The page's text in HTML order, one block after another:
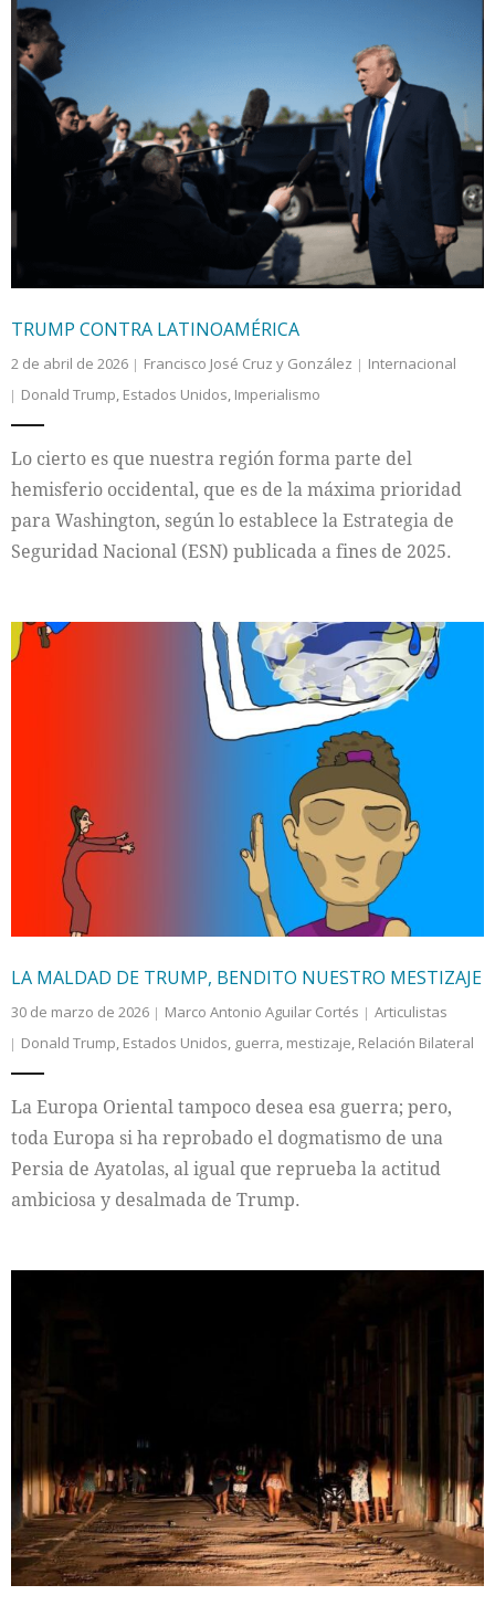
TRUMP CONTRA LATINOAMÉRICA
2 de abril de 2026 Francisco José Cruz y González
Internacional
Donald Trump, Estados Unidos, Imperialismo
Lo cierto es que nuestra región forma parte del
hemisferio occidental, que es de la máxima prioridad
para Washington, según lo establece la Estrategia de
Seguridad Nacional (ESN) publicada a fines de 2025.
LA MALDAD DE TRUMP, BENDITO NUESTRO MESTIZAJE
30 de marzo de 2026 Marco Antonio Aguilar Cortés
Articulistas
Donald Trump, Estados Unidos, guerra, mestizaje, Relación Bilateral
La Europa Oriental tampoco desea esa guerra; pero,
toda Europa si ha reprobado el dogmatismo de una
Persia de Ayatolas, al igual que reprueba la actitud
ambiciosa y desalmada de Trump.